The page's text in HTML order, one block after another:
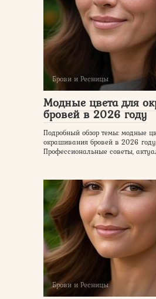
Брови и Ресницы
Модные цвета для
бровей в 2026 году
Подробный обзор темы: модные
окрашивания бровей в 2026
Профессиональные советы,
Брови и Ресницы